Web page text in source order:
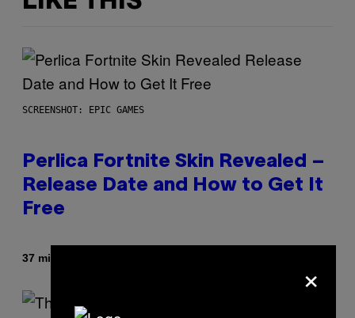
SCREENSHOT: EPIC GAMES
Perlica Fortnite Skin Revealed –
Release Date and How to Get It
Free
37 minutes ago ×